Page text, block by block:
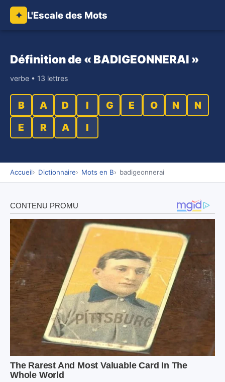
✦ L'Escale des Mots
Définition de « BADIGEONNERAI »
verbe • 13 lettres
B A D I G E O N
N
E
R A I
Accueil Dictionnaire Mots en B badigeonnerai